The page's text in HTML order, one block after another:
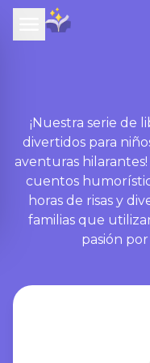
¡Nuestra serie de
divertidos para
aventuras
cuentos
horas de risas y
familias que
pasión